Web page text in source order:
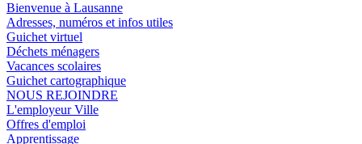
Bienvenue à Lausanne
Adresses, numéros et infos utiles
Guichet virtuel
Déchets ménagers
Vacances scolaires
Guichet cartographique
NOUS REJOINDRE
L'employeur Ville
Offres d'emploi
Apprentissage